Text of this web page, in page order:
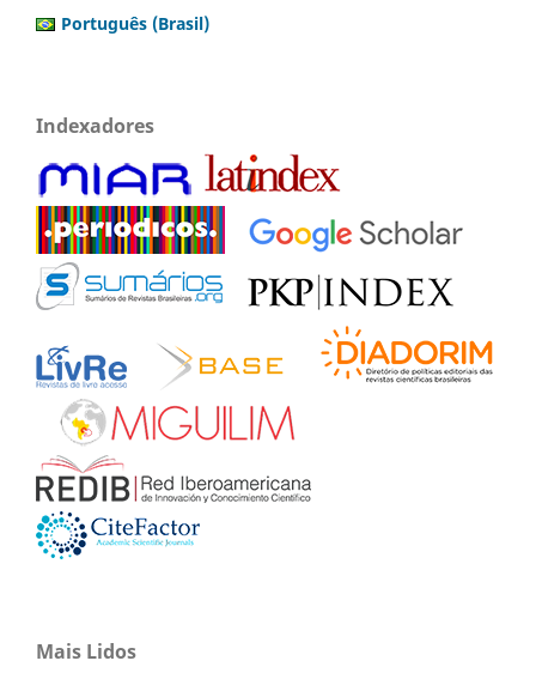
Português (Brasil)
Indexadores
Mais Lidos